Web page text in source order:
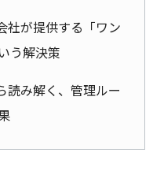
社が提供する「ワン
う解決策
読み解く、管理ルー